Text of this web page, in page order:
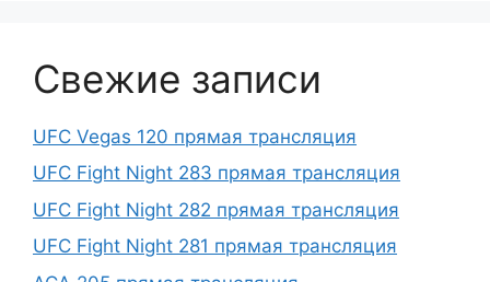
Свежие записи
UFC Vegas 120 прямая трансляция
UFC Fight Night 283 прямая трансляция
UFC Fight Night 282 прямая трансляция
UFC Fight Night 281 прямая трансляция